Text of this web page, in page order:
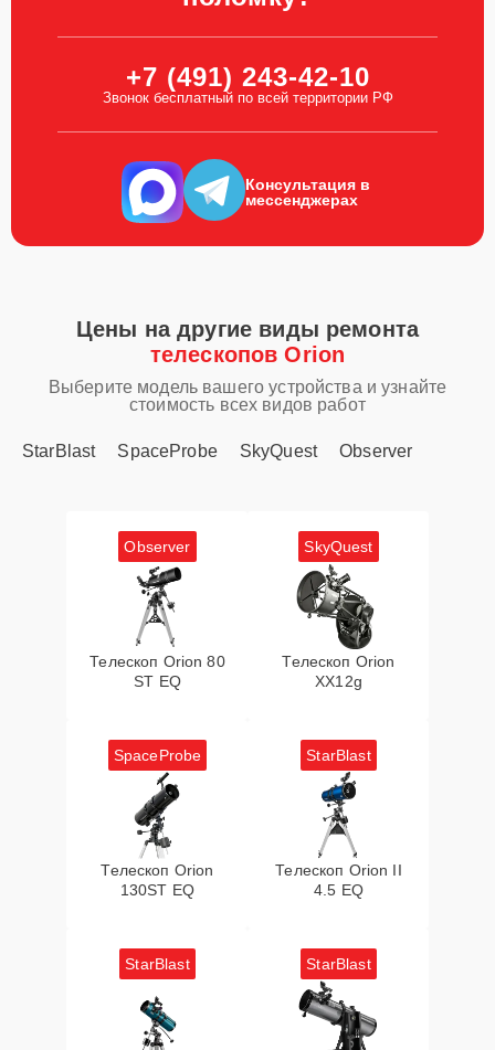
+7 (491) 243-42-10
Звонок бесплатный по всей территории РФ
Консультация в
мессенджерах
Цены на другие виды ремонта
телескопов Orion
Выберите модель вашего устройства и узнайте
стоимость всех видов работ
StarBlast SpaceProbe SkyQuest Observer
Observer
Телескоп Orion 80
ST EQ
SkyQuest
Телескоп Orion
XX12g
SpaceProbe
Телескоп Orion
130ST EQ
StarBlast
Телескоп Orion II
4.5 EQ
StarBlast StarBlast